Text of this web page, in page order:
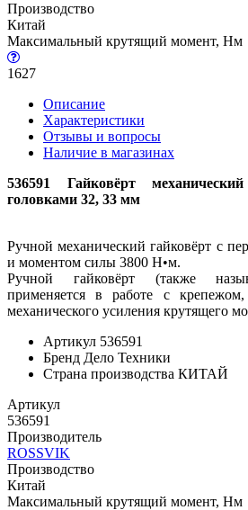
Производство
Китай
Максимальный крутящий момент, Нм
1627
Описание
Характеристики
Отзывы и вопросы
Наличие в магазинах
536591 Гайковёрт
головками 32, 33 мм
Ручной механический гайковёрт c
и моментом силы 3800 Н•м.
Ручной гайковёрт (также
применяется в работе с
механического усиления крутящего
Артикул 536591
Брeнд Дело Техники
Страна производства КИТАЙ
Артикул
536591
Производитель
ROSSVIK
Производство
Китай
Максимальный крутящий момент, Нм